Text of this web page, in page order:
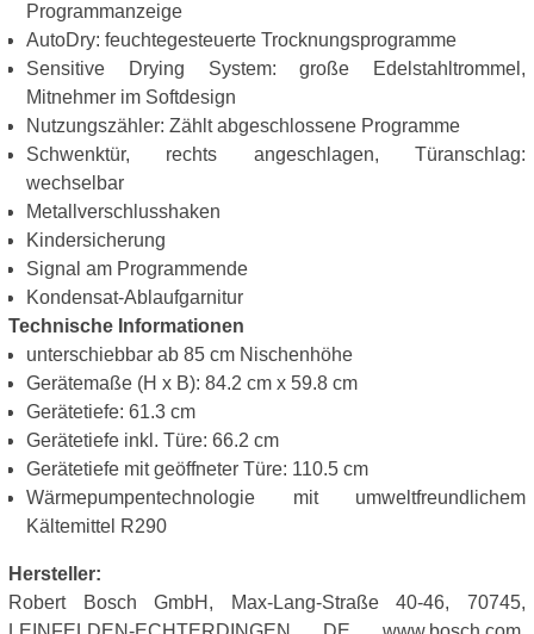
Programmanzeige
AutoDry: feuchtegesteuerte Trocknungsprogramme
Sensitive Drying System: große Edelstahltrommel,
Mitnehmer im Softdesign
Nutzungszähler: Zählt abgeschlossene Programme
Schwenktür, rechts angeschlagen, Türanschlag:
wechselbar
Metallverschlusshaken
Kindersicherung
Signal am Programmende
Kondensat-Ablaufgarnitur
Technische Informationen
unterschiebbar ab 85 cm Nischenhöhe
Gerätemaße (H x B): 84.2 cm x 59.8 cm
Gerätetiefe: 61.3 cm
Gerätetiefe inkl. Türe: 66.2 cm
Gerätetiefe mit geöffneter Türe: 110.5 cm
Wärmepumpentechnologie mit umweltfreundlichem
Kältemittel R290
Hersteller:
Robert Bosch GmbH, Max-Lang-Straße 40-46, 70745,